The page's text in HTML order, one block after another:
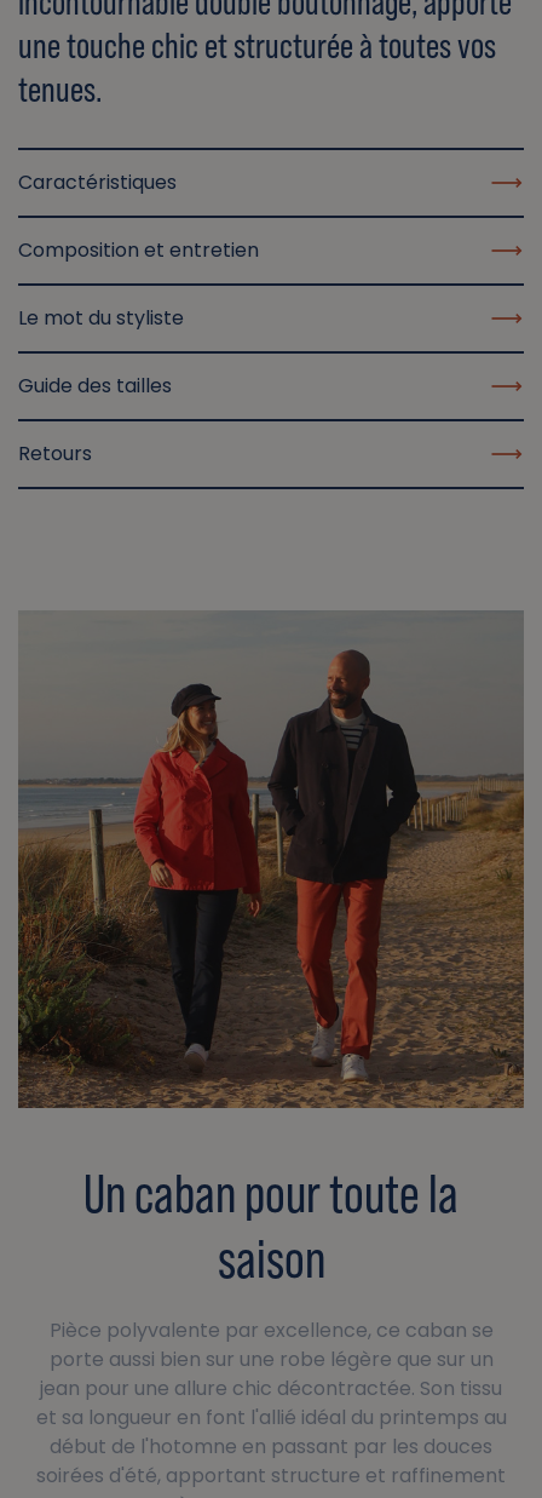
une touche chic et structurée à toutes vos
tenues.
Caractéristiques
Composition et entretien
Le mot du styliste
Guide des tailles
Retours
Un caban pour toute la
saison
Pièce polyvalente par excellence, ce caban se
porte aussi bien sur une robe légère que sur un
jean pour une allure chic décontractée. Son tissu
et sa longueur en font l'allié idéal du printemps au
début de l'hotomne en passant par les douces
soirées d'été, apportant structure et raffinement